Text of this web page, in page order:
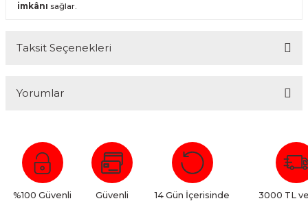
imkânı sağlar.
Taksit Seçenekleri
Yorumlar
Bu ürüne ilk yorumu siz yapın!
Yorum Yaz
%100 Güvenli
Güvenli
14 Gün İçerisinde
3000 TL